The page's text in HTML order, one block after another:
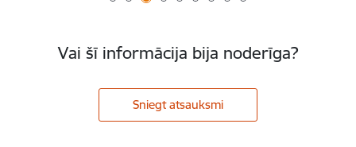
Vai šī informācija bija noderīga?
Sniegt atsauksmi